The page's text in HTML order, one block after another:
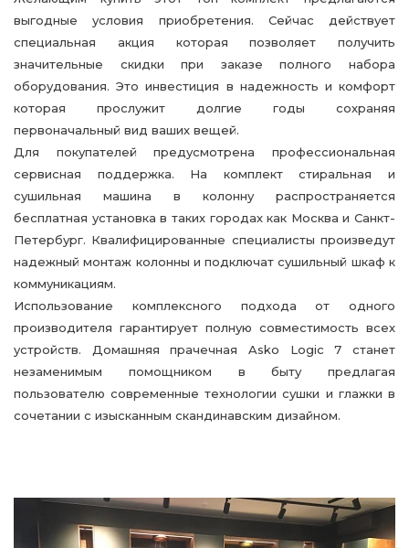
выгодные условия приобретения. Сейчас действует
специальная акция которая позволяет получить
значительные скидки при заказе полного набора
оборудования. Это инвестиция в надежность и комфорт
которая прослужит долгие годы сохраняя
первоначальный вид ваших вещей.
Для покупателей предусмотрена профессиональная
сервисная поддержка. На комплект стиральная и
сушильная машина в колонну распространяется
бесплатная установка в таких городах как Москва и Санкт-
Петербург. Квалифицированные специалисты произведут
надежный монтаж колонны и подключат сушильный шкаф к
коммуникациям.
Использование комплексного подхода от одного
производителя гарантирует полную совместимость всех
устройств. Домашняя прачечная Asko Logic 7 станет
незаменимым помощником в быту предлагая
пользователю современные технологии сушки и глажки в
сочетании с изысканным скандинавским дизайном.